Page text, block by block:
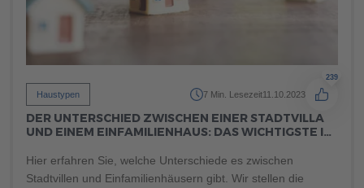
ÜBER UNS
Brauchen Sie Hilfe?
Haustypen 7 Min. Lesezeit11.10.2023
239
DER UNTERSCHIED ZWISCHEN EINER STADTVILLA
UND EINEM EINFAMILIENHAUS: DAS WICHTIGSTE IM
Hier erfahren Sie, welche Unterschiede es zwischen
Stadtvillen und Einfamilienhäusern gibt. Wir stellen die